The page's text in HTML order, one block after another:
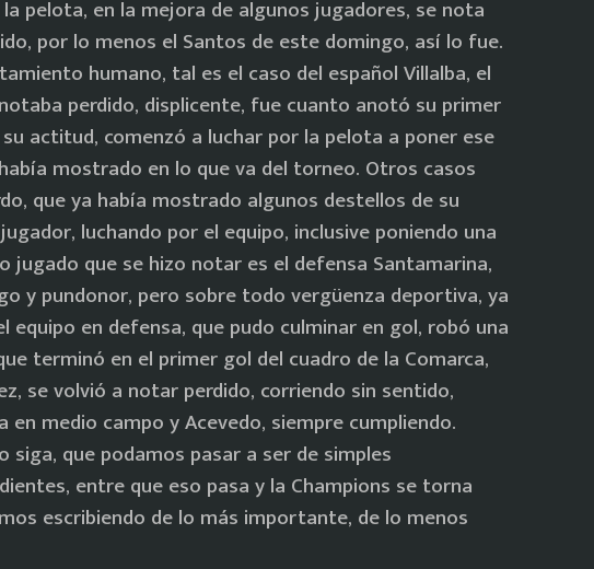
pelota, en la mejora de algunos jugadores, se nota
por lo menos el Santos de este domingo, así lo fue.
humano, tal es el caso del español Villalba, el
perdido, displicente, fue cuanto anotó su primer
actitud, comenzó a luchar por la pelota a poner ese
mostrado en lo que va del torneo. Otros casos
que ya había mostrado algunos destellos de su
luchando por el equipo, inclusive poniendo una
que se hizo notar es el defensa Santamarina,
y pundonor, pero sobre todo vergüenza deportiva, ya
equipo en defensa, que pudo culminar en gol, robó una
terminó en el primer gol del cuadro de la Comarca,
se volvió a notar perdido, corriendo sin sentido,
en medio campo y Acevedo, siempre cumpliendo.
siga, que podamos pasar a ser de simples
entre que eso pasa y la Champions se torna
escribiendo de lo más importante, de lo menos